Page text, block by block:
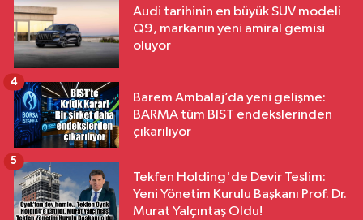
Audi tarihinin en büyük SUV modeli
Q9, markanın yeni amiral gemisi
oluyor
Barem Ambalaj’da yeni gelişme:
BARMA tüm BIST endekslerinden
çıkarılıyor
4
Tekfen Holding'de Devir Teslim:
Yeni Yönetim Kurulu Başkanı Prof. Dr.
Murat Yalçıntaş Oldu!
5